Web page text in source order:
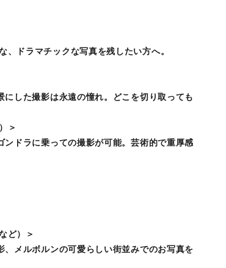
、ドラマチックな写真を残したい方へ。
した撮影は永遠の憧れ。どこを切り取っても
＞
ドラに乗っての撮影が可能。芸術的で重厚感
ど）＞
メルボルンの可愛らしい街並みでのお写真を